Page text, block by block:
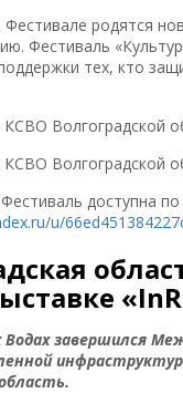
Фестивале родятся
Фестиваль
тех, кто
КСВО Волгоградской
КСВО Волгоградской
доступна по
u/
завершился